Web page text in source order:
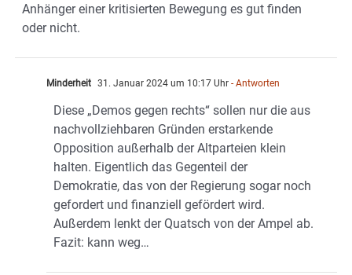
Anhänger einer kritisierten Bewegung es gut finden
oder nicht.
Minderheit 31. Januar 2024 um 10:17 Uhr - Antworten
Diese „Demos gegen rechts“ sollen nur die aus
nachvollziehbaren Gründen erstarkende
Opposition außerhalb der Altparteien klein
halten. Eigentlich das Gegenteil der
Demokratie, das von der Regierung sogar noch
gefordert und finanziell gefördert wird.
Außerdem lenkt der Quatsch von der Ampel ab.
Fazit: kann weg…